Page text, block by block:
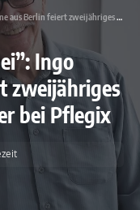
Jubiläum als Alltagshelfer bei Pflegix
Ingo
zweijähriges
bei Pflegix